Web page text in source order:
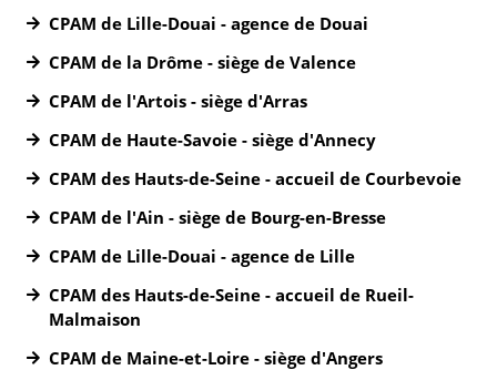
CPAM de Lille-Douai - agence de Douai
CPAM de la Drôme - siège de Valence
CPAM de l'Artois - siège d'Arras
CPAM de Haute-Savoie - siège d'Annecy
CPAM des Hauts-de-Seine - accueil de Courbevoie
CPAM de l'Ain - siège de Bourg-en-Bresse
CPAM de Lille-Douai - agence de Lille
CPAM des Hauts-de-Seine - accueil de Rueil-
Malmaison
CPAM de Maine-et-Loire - siège d'Angers